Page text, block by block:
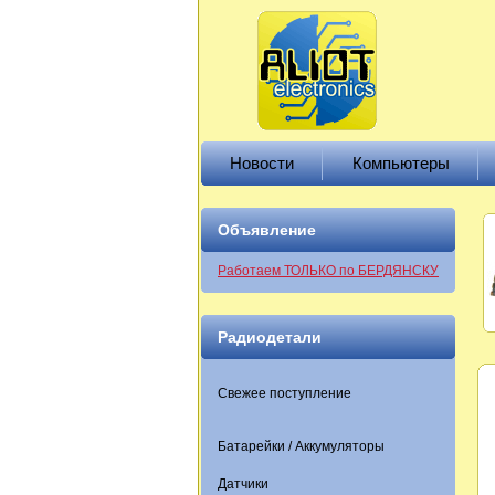
Новости Компьютеры
Объявление
Работаем ТОЛЬКО по БЕРДЯНСКУ
Радиодетали
Свежее поступление
Батарейки / Аккумуляторы
Датчики